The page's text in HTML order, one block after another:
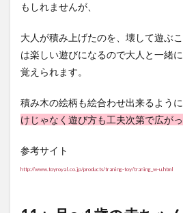
もしれませんが、
大人が積み上げたのを、壊して遊ぶ
は楽しい遊びになるので大人と一緒
覚えられます。
積み木の絵柄も絵合わせ出来るように
けじゃなく遊び方も工夫次第で広がっ
参考サイト
http://www.toyroyal.co.jp/products/traning-toy/traning_w-u.html